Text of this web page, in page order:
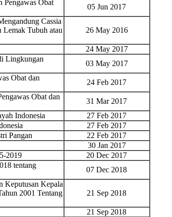
Pengawas Obat
05 Jun 2017
Cassia
Tubuh atau
26 May 2016
24 May 2017
Lingkungan
03 May 2017
Obat dan
24 Feb 2017
Obat dan
31 Mar 2017
Indonesia
27 Feb 2017
27 Feb 2017
Pangan
22 Feb 2017
30 Jan 2017
2019
20 Dec 2017
tentang
07 Dec 2018
Keputusan Kepala
2001 Tentang
21 Sep 2018
21 Sep 2018